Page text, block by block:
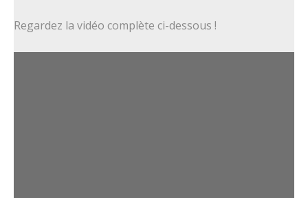
Regardez la vidéo complète ci-dessous !